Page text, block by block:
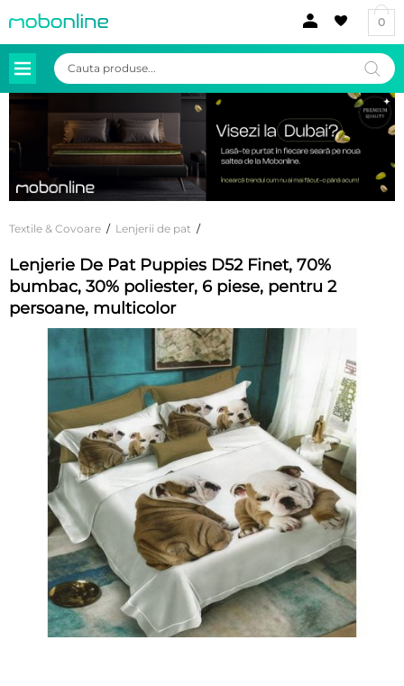
0
Products
search
Textile & Covoare / Lenjerii de pat /
Lenjerie De Pat Puppies D52 Finet, 70%
bumbac, 30% poliester, 6 piese, pentru 2
persoane, multicolor